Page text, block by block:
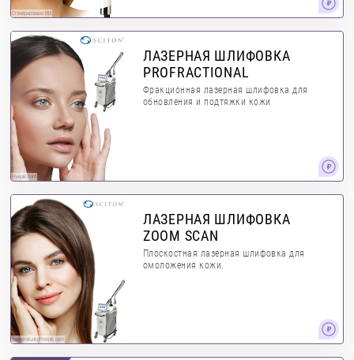
Сгенерировано ИИ
Freepik.com
ЛАЗЕРНАЯ ШЛИФОВКА
PROFRACTIONAL
Фракционная лазерная шлифовка для
обновления и подтяжки кожи
cookie-studio/Freepik.com
ЛАЗЕРНАЯ ШЛИФОВКА
ZOOM SCAN
Плоскостная лазерная шлифовка для
омоложения кожи.